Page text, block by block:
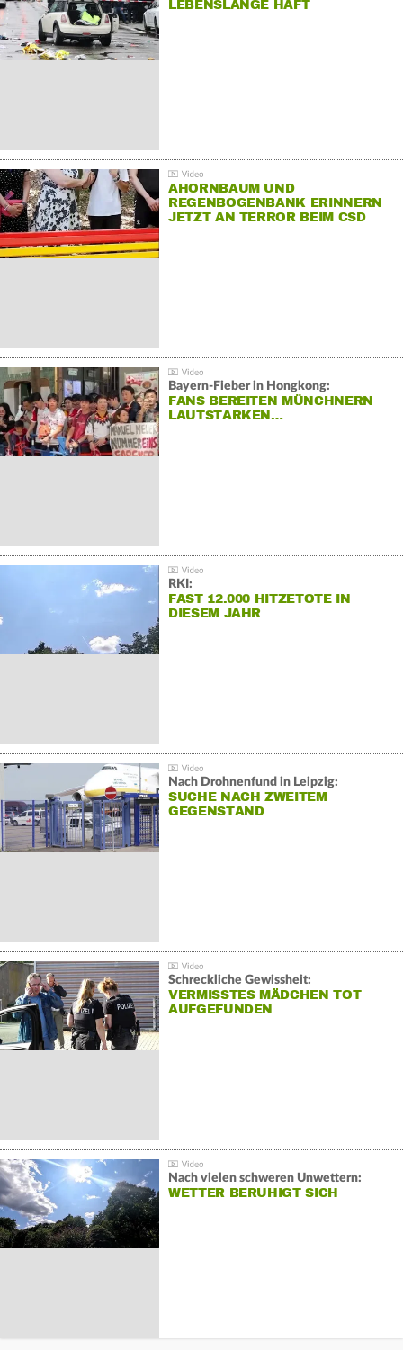
LEBENSLANGE HAFT
AHORNBAUM UND
REGENBOGENBANK ERINNERN
JETZT AN TERROR BEIM CSD
Bayern-Fieber in Hongkong:
FANS BEREITEN MÜNCHNERN
LAUTSTARKEN…
RKI:
FAST 12.000 HITZETOTE IN
DIESEM JAHR
Nach Drohnenfund in Leipzig:
SUCHE NACH ZWEITEM
GEGENSTAND
Schreckliche Gewissheit:
VERMISSTES MÄDCHEN TOT
AUFGEFUNDEN
Nach vielen schweren Unwettern:
WETTER BERUHIGT SICH